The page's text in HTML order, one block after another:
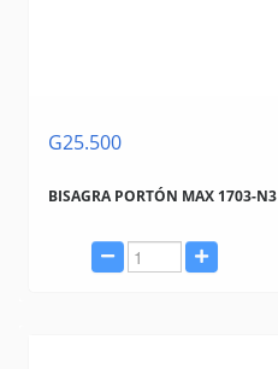
G25.500
BISAGRA PORTÓN MAX 1703-N3